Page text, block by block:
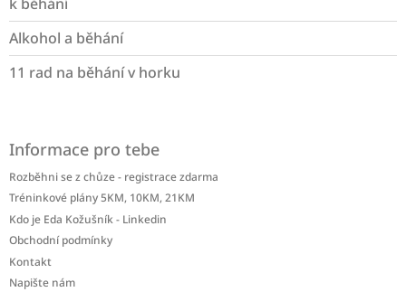
Alkohol a běhání
11 rad na běhání v horku
Informace pro tebe
Rozběhni se z chůze - registrace zdarma
Tréninkové plány 5KM, 10KM, 21KM
Kdo je Eda Kožušník - Linkedin
Obchodní podmínky
Kontakt
Napište nám